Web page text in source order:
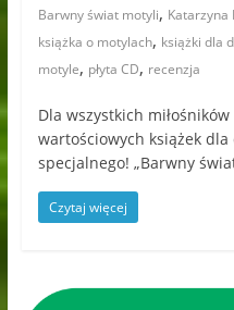
Barwny świat motyli, Katarzyna
książka o motylach, książki dla
motyle, płyta CD, recenzja
Dla wszystkich
wartościowych książek
specjalnego! „Barwny
Czytaj więcej